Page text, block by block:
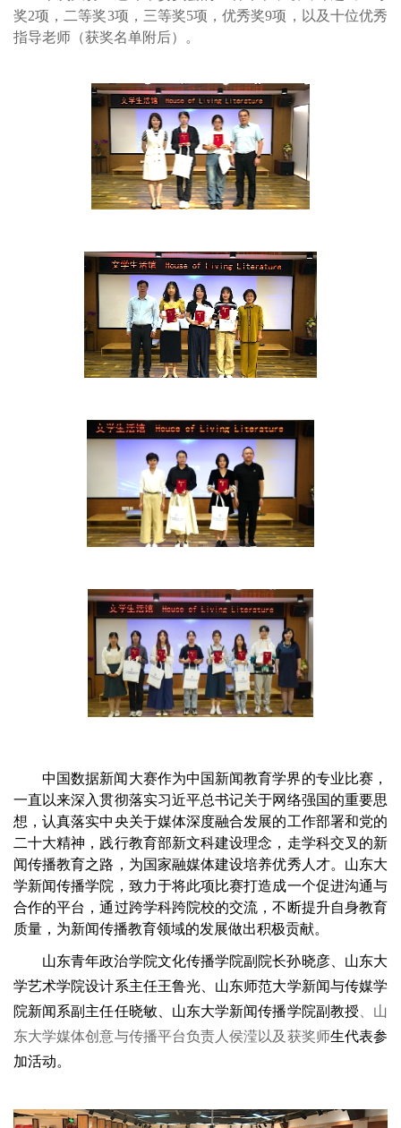
奖2项，二等奖3项，三等奖5项，优秀奖9项，以及十位优秀
指导老师（获奖名单附后）。
中国数据新闻大赛作为中国新闻教育学界的专业比赛，
一直以来深入贯彻落实习近平总书记关于网络强国的重要思
想，认真落实中央关于媒体深度融合发展的工作部署和党的
二十大精神，践行教育部新文科建设理念，走学科交叉的新
闻传播教育之路，为国家融媒体建设培养优秀人才。山东大
学新闻传播学院，致力于将此项比赛打造成一个促进沟通与
合作的平台，通过跨学科跨院校的交流，不断提升自身教育
质量，为新闻传播教育领域的发展做出积极贡献。
山东青年政治学院文化传播学院副院长孙晓彦、山东大
学艺术学院设计系主任王鲁光、山东师范大学新闻与传媒学
院新闻系副主任任晓敏、山东大学新闻传播学院副教授、 山
东大学媒体创意与传播平台负责人侯滢以及获奖师生代表参
加活动。